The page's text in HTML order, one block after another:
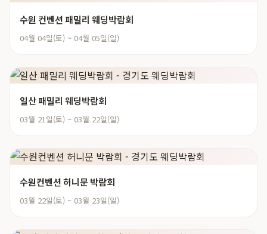
수원 컨벤션 패밀리 웨딩박람회
04월 04일(토) ~ 04월 05일(일)
일산 패밀리 웨딩박람회
03월 21일(토) ~ 03월 22일(일)
수원컨벤션 허니문 박람회
03월 22일(토) ~ 03월 23일(일)